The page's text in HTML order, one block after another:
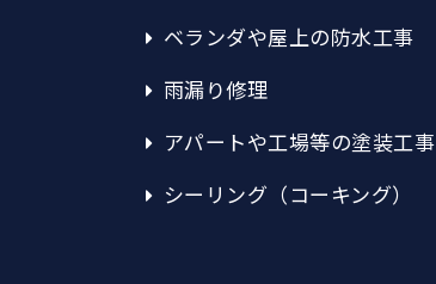
ベランダや屋上の防水工事
雨漏り修理
アパートや工場等の塗装工事
シーリング（コーキング）